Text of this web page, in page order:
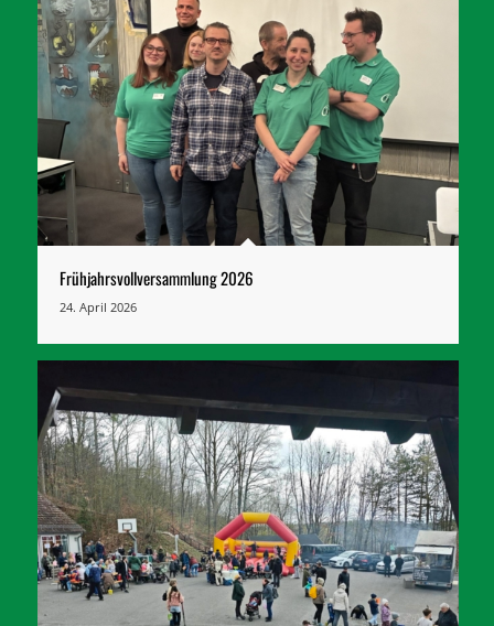
Frühjahrsvollversammlung 2026
24. April 2026